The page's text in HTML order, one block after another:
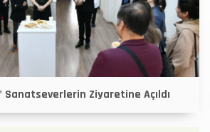
Sanatseverlerin Ziyaretine Açıldı